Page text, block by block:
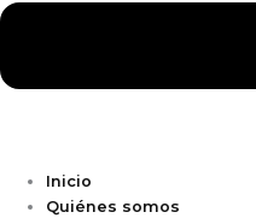
Inicio
Quiénes somos